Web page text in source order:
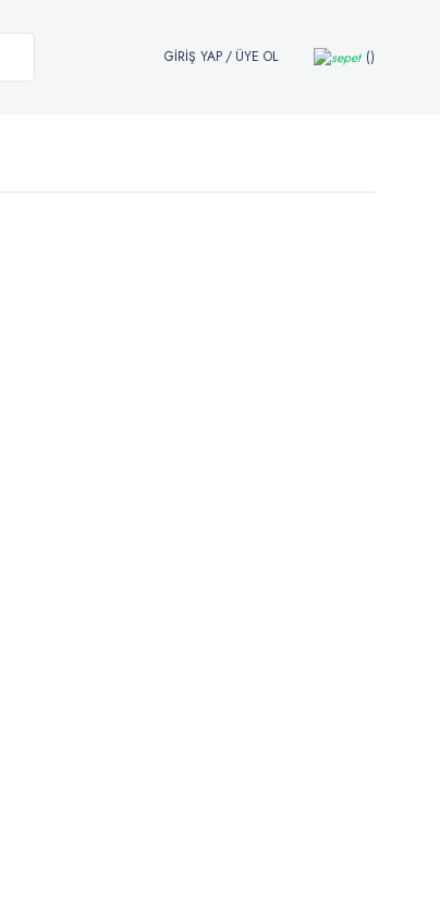
GİRİŞ YAP/ ÜYE OL